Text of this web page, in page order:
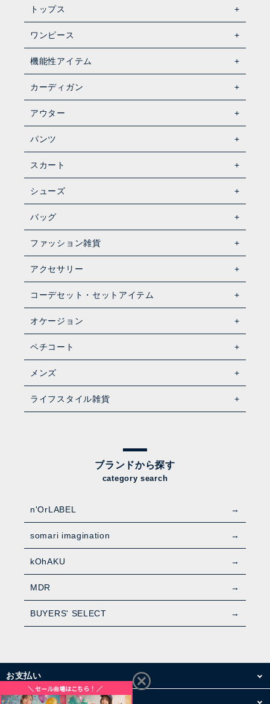
トップス
ワンピース
機能性アイテム
カーディガン
アウター
パンツ
スカート
シューズ
バッグ
ファッション雑貨
アクセサリー
コーデセット・セットアイテム
オケージョン
ペチコート
メンズ
ライフスタイル雑貨
ブランドから探す
category search
n'OrLABEL
somari imagination
kOhAKU
MDR
BUYERS' SELECT
お支払い
配送・送料